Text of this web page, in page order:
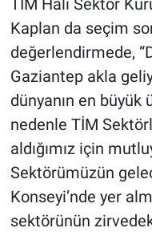
TİM Halı Sektör
Kaplan da seçim
değerlendirmede,
Gaziantep akla
dünyanın en
nedenle TİM
aldığımız için
Sektörümüzün
Konseyi’nde yer
sektörünün